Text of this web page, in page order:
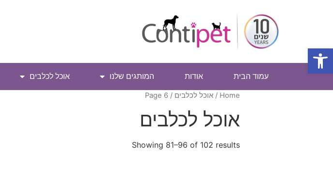
פתח סרגל נגישות
עמוד הבית אודות המותגים שלנו אוכל לכלבים
Home
/ אוכל לכלבים / Page 6
אוכל לכלבים
Showing 81–96 of 102 results